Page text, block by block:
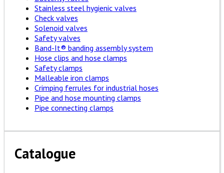
Stainless steel hygienic valves
Check valves
Solenoid valves
Safety valves
Band-It® banding assembly system
Hose clips and hose clamps
Safety clamps
Malleable iron clamps
Crimping ferrules for industrial hoses
Pipe and hose mounting clamps
Pipe connecting clamps
Catalogue